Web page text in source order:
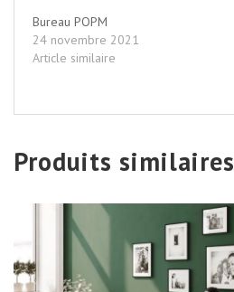
Bureau POPM
24 novembre 2021
Article similaire
Produits similaires